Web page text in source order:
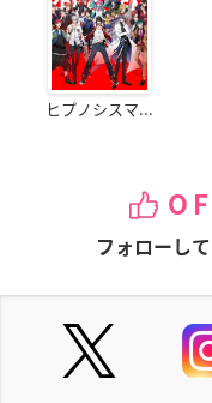
ヒプノシスマ...
フォローし